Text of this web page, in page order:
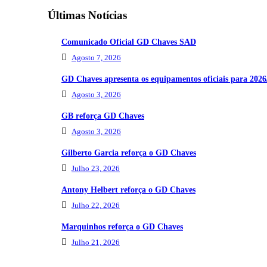
Últimas Notícias
Comunicado Oficial GD Chaves SAD
Agosto 7, 2026
GD Chaves apresenta os equipamentos oficiais para
Agosto 3, 2026
GB reforça GD Chaves
Agosto 3, 2026
Gilberto Garcia reforça o GD Chaves
Julho 23, 2026
Antony Helbert reforça o GD Chaves
Julho 22, 2026
Marquinhos reforça o GD Chaves
Julho 21, 2026